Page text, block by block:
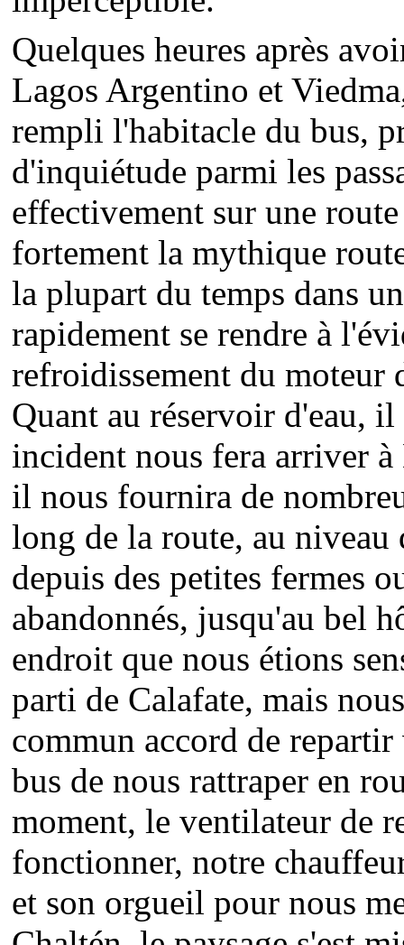
Quelques heures après
Lagos Argentino et
rempli l'habitacle du bus,
d'inquiétude parmi les
effectivement sur une
fortement la mythique
la plupart du temps dans
rapidement se rendre à
refroidissement du moteur
Quant au réservoir d'eau,
incident nous fera arriver
il nous fournira de
long de la route, au niveau
depuis des petites fermes
abandonnés, jusqu'au bel
endroit que nous étions
parti de Calafate, mais
commun accord de
bus de nous rattraper en
moment, le ventilateur de
fonctionner, notre
et son orgueil pour nous